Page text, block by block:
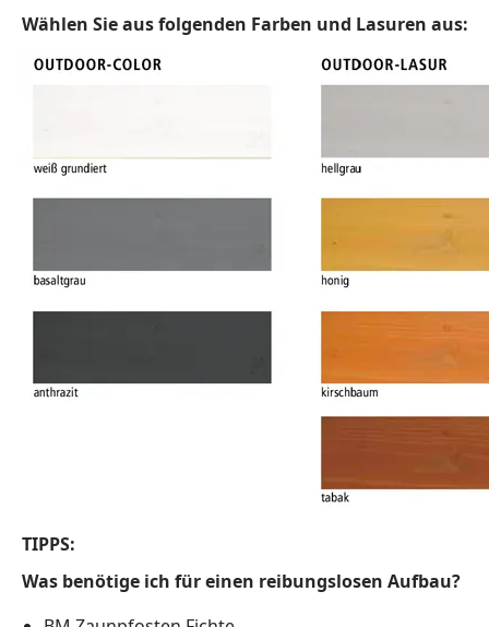
Wählen Sie aus folgenden Farben und Lasuren aus:
TIPPS:
Was benötige ich für einen reibungslosen Aufbau?